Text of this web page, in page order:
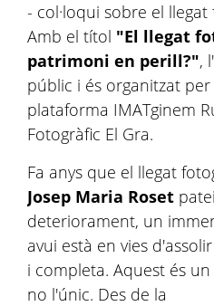
- col·loqui sobre el
Amb el títol "El llegat
patrimoni en perill?",
públic i és organitzat per
plataforma IMATginem
Fotogràfic El Gra.
Fa anys que el llegat
Josep Maria Roset
deteriorament, un
avui està en vies
i completa. Aquest és
no l'únic. Des de la